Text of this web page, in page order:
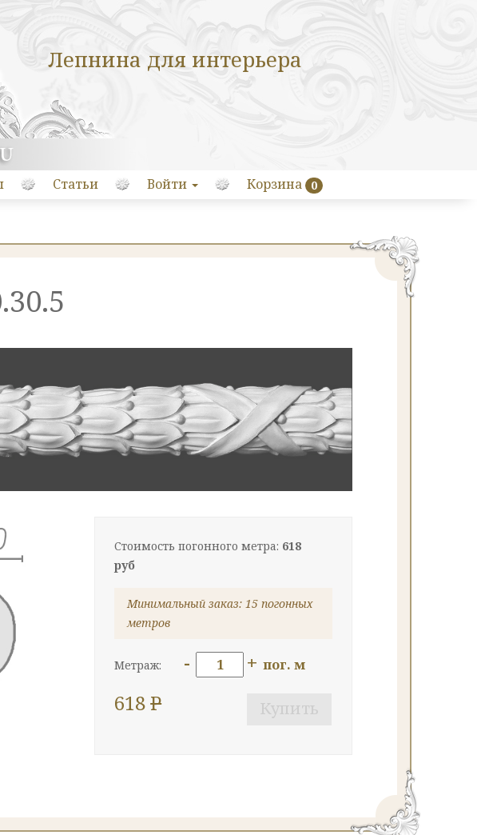
Лепнина для интерьера
Статьи Войти Корзина 0
Стоимость погонного метра: 618
руб
Минимальный заказ: 15 погонных
метров
Метраж: - + пог. м
618P Купить